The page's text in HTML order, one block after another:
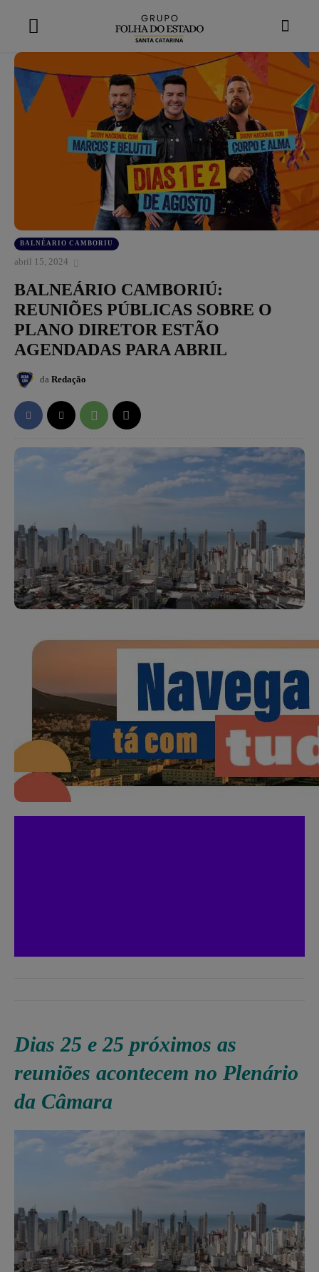
BALNÉARIO CAMBORIU
abril 15, 2024
BALNEÁRIO CAMBORIÚ:
REUNIÕES PÚBLICAS SOBRE O
PLANO DIRETOR ESTÃO
AGENDADAS PARA ABRIL
da Redação
Dias 25 e 25 próximos as
reuniões acontecem no Plenário
da Câmara